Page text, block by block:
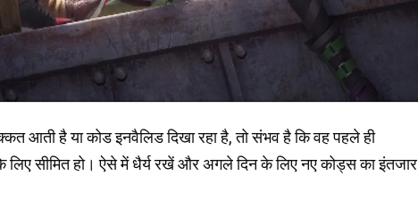
आती है या कोड इनवैलिड दिखा रहा है, तो संभव है कि वह पहले ही
लिए सीमित हो। ऐसे में धैर्य रखें और अगले दिन के लिए नए कोड्स का इंतजार